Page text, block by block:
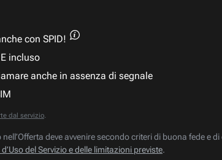
con SPID!
incluso
anche in assenza di segnale
dal servizio.
deve avvenire secondo criteri di buona fede e
del Servizio e delle limitazioni previste.